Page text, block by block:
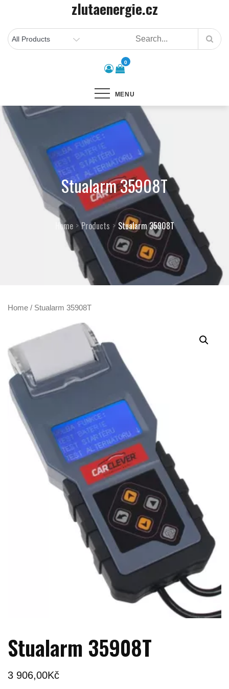
content
zlutaenergie.cz
0
MENU
Stualarm 35908T
Home Products Stualarm 35908T
Home / Stualarm 35908T
Stualarm 35908T
3 906,00Kč